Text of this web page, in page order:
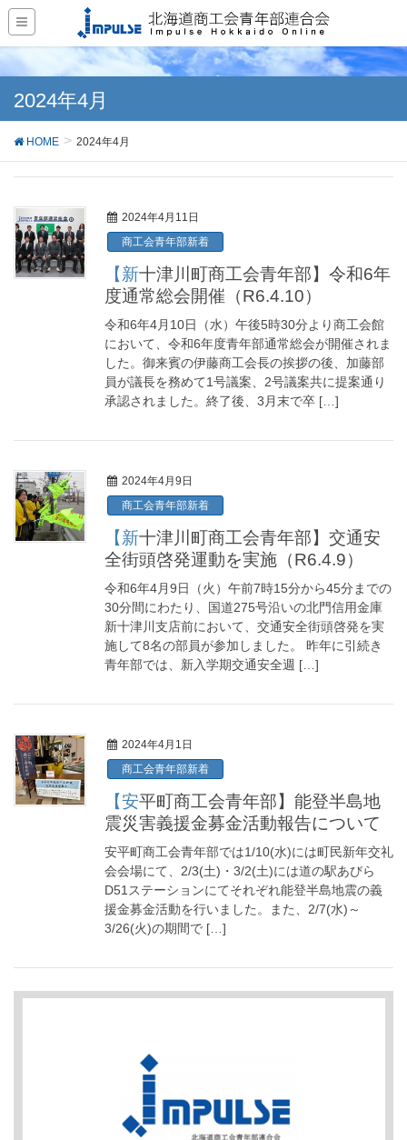
2024年4月
HOME 2024年4月
2024年4月11日
商工会青年部新着
【新十津川町商工会青年部】令和6年
度通常総会開催（R6.4.10）
令和6年4月10日（水）午後5時30分より商工会館
において、令和6年度青年部通常総会が開催されま
した。御来賓の伊藤商工会長の挨拶の後、加藤部
員が議長を務めて1号議案、2号議案共に提案通り
承認されました。終了後、3月末で卒 […]
2024年4月9日
商工会青年部新着
【新十津川町商工会青年部】交通安
全街頭啓発運動を実施（R6.4.9）
令和6年4月9日（火）午前7時15分から45分までの
30分間にわたり、国道275号沿いの北門信用金庫
新十津川支店前において、交通安全街頭啓発を実
施して8名の部員が参加しました。 昨年に引続き
青年部では、新入学期交通安全週 […]
2024年4月1日
商工会青年部新着
【安平町商工会青年部】能登半島地
震災害義援金募金活動報告について
安平町商工会青年部では1/10(水)には町民新年交礼
会会場にて、2/3(土)・3/2(土)には道の駅あびら
D51ステーションにてそれぞれ能登半島地震の義
援金募金活動を行いました。また、2/7(水)～
3/26(火)の期間で […]